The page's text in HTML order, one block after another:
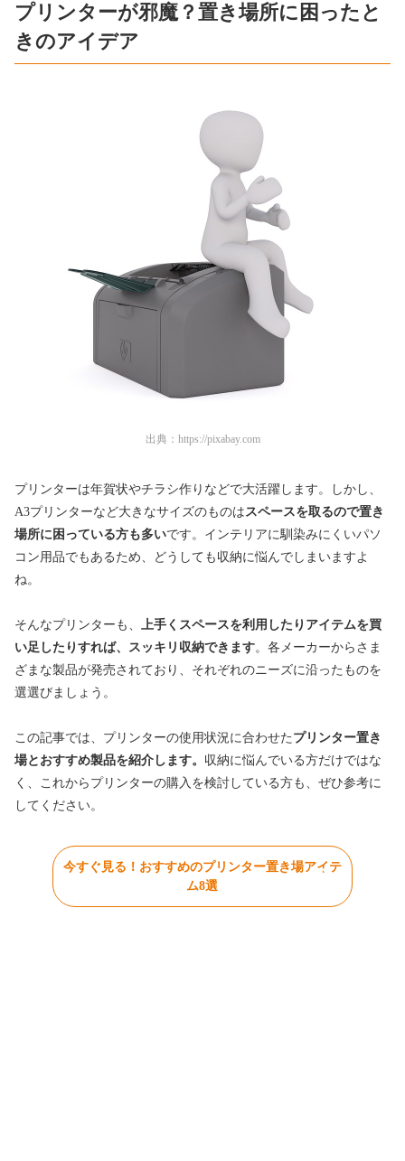
プリンターが邪魔？置き場所に困ったと
きのアイデア
出典： https://pixabay.com
プリンターは年賀状やチラシ作りなどで大活躍します。しかし、
A3プリンターなど大きなサイズのものはスペースを取るので置き
場所に困っている方も多いです。インテリアに馴染みにくいパソ
コン用品でもあるため、どうしても収納に悩んでしまいますよ
ね。
そんなプリンターも、 上手くスペースを利用したりアイテムを買
い足したりすれば、スッキリ収納できます。各メーカーからさま
ざまな製品が発売されており、それぞれのニーズに沿ったものを
選選びましょう。
この記事では、プリンターの使用状況に合わせた プリンター置き
場とおすすめ製品を紹介します。 収納に悩んでいる方だけではな
く、これからプリンターの購入を検討している方も、ぜひ参考に
してください。
今すぐ見る！おすすめのプリンター置き場アイテ
ム8選